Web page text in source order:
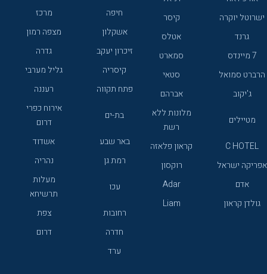
ישרוטל יוקרה
קיסר
גרנד
אטלס
7 מיינדס
סמארט
הרברט סמואל
סטאי
ג'יקוב
אברהם
מטיילים
מלונות ללא
רשת
C HOTEL
קראון פלאזה
אפריקה ישראל
רוקסון
אדם
Adar
גולדן קראון
Liam
חיפה
מרכז
אשקלון
מצפה רמון
זיכרון יעקב
גדרה
קיסריה
גליל מערבי
פתח תקווה
רעננה
בת-ים
אירוח כפרי
דרום
באר שבע
אשדוד
רמת גן
נהריה
עכו
מעלות
תרשיחא
רחובות
צפת
חדרה
דרום
ערד